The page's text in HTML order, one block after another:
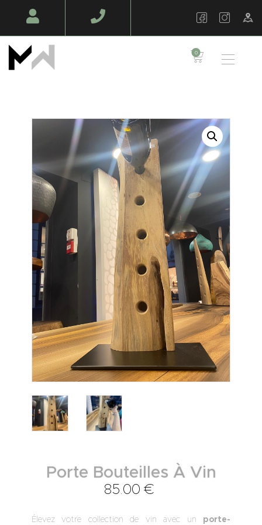
0
MAZAWOOD - MENUISERIE
Design Bois & Décoration – Fabrication
MESURE
AMÉNAGEMENT
BOIS
AMBIANCE PRO
BOIS EN PLEIN AIR
NOS RÉALISATIONS
Porte Bouteilles À Vin
85.00 €
Élevez votre collection de vin avec un porte-